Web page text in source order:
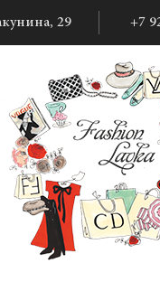
29 +7